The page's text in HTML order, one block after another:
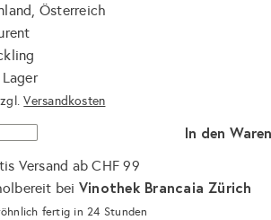
Österreich
Versandkosten
In den
Versand ab CHF 99
bei Vinothek Brancaia Zürich
fertig in 24 Stunden